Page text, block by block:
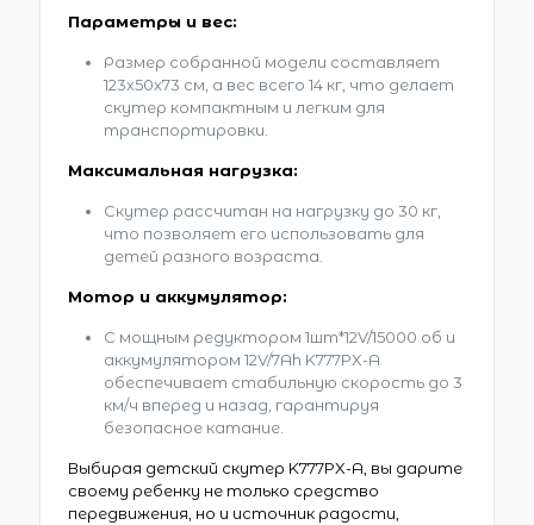
Параметры и вес:
Размер собранной модели составляет
123х50х73 см, а вес всего 14 кг, что делает
скутер компактным и легким для
транспортировки.
Максимальная нагрузка:
Скутер рассчитан на нагрузку до 30 кг,
что позволяет его использовать для
детей разного возраста.
Мотор и аккумулятор:
С мощным редуктором 1шт*12V/15000 об и
аккумулятором 12V/7Ah K777PX-A
обеспечивает стабильную скорость до 3
км/ч вперед и назад, гарантируя
безопасное катание.
Выбирая детский скутер K777PX-A, вы дарите
своему ребенку не только средство
передвижения, но и источник радости,